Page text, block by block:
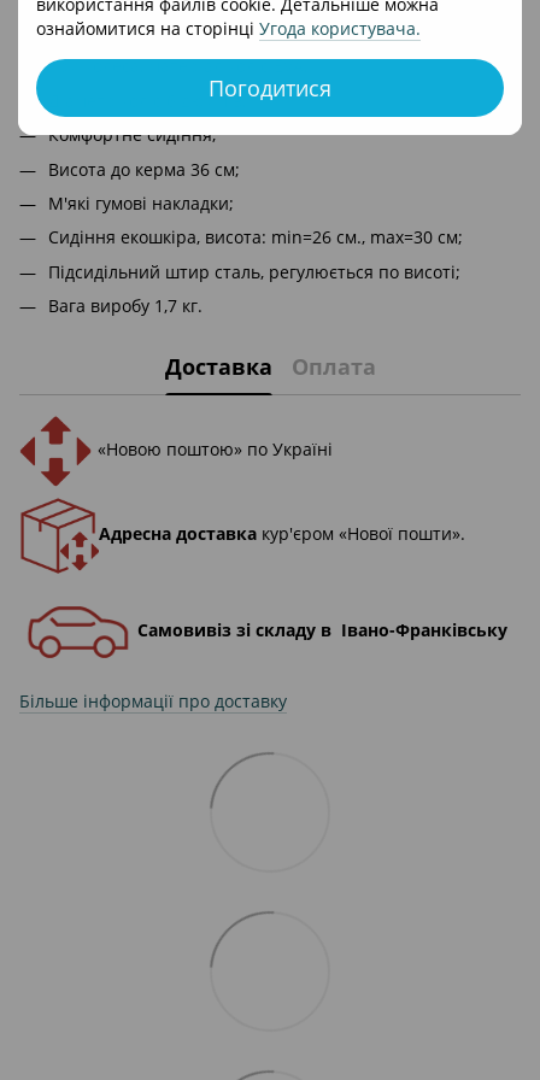
ознайомитися на сторінці Угода користувача.
Погодитися
Матеріал рами сталь;
Три колеса, матеріал коліс EVA;
Діаметр коліс 6 дюймів;
Комфортне сидіння;
Висота до керма 36 см;
М'які гумові накладки;
Сидіння екошкіра, висота: min=26 см., max=30 см;
Підсидільний штир сталь, регулюється по висоті;
Вага виробу 1,7 кг.
Доставка Оплата
«Новою поштою» по Україні
Адресна доставка кур'єром «Нової пошти».
Самовивіз зі складу в Івано-Франківську
Більше інформації про доставку